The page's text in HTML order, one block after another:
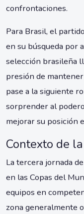
confrontaciones.
Para Brasil, el
en su búsqueda por
selección brasileña
presión de
pase a la siguiente
sorprender al
mejorar su posición
Contexto de
La tercera jornada
en las Copas del
equipos en
zona generalmente